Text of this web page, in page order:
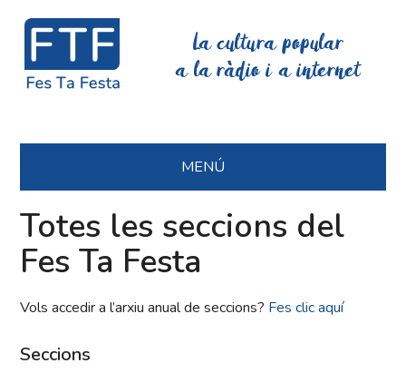
La cultura popular
a la ràdio i a internet
MENÚ
Totes les seccions del
Fes Ta Festa
Vols accedir a l’arxiu anual de seccions? Fes clic aquí
Seccions